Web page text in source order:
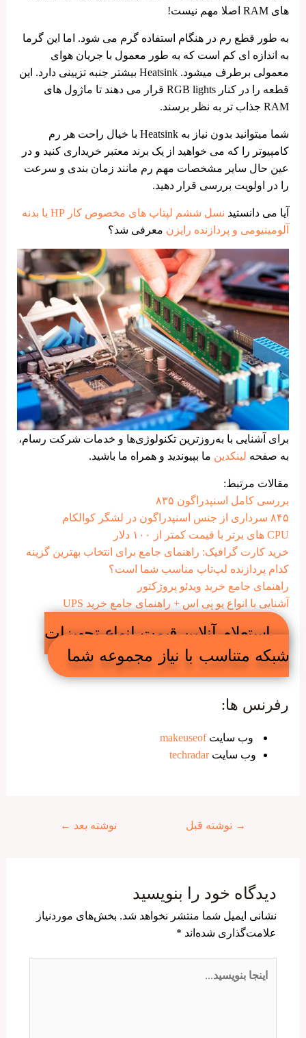
های RAM اصلا مهم نیست!
به طور قطع رم در هنگام استفاده گرم می ‌شود. اما این گرما
به اندازه‌ ای کم است که به طور معمول با جریان هوای
معمولی برطرف میشود. Heatsink بیشتر جنبه تزیینی دارد. این
قطعه را در کنار RGB lights قرار می دهند تا ماژول های
RAM جذاب تر به نظر برسند.
شما میتوانید بدون نیاز به Heatsink با خیال راحت هر رم
کامپیوتر را که می خواهید از یک برند معتبر خریداری کنید و در
عین حال سایر مشخصات مهم رم مانند زمان بندی و سرعت
را در اولویت بررسی قرار دهید.
آیا می دانستید
نسل ششم لپتاپ های مخصوص کار HP با بدنه
آلومینیومی و پردازنده رایزن معرفی شد؟
برای آشنایی با به‌روزترین تکنولوژی‌ها و خدمات شرکت رسام،
به صفحه لینکدین ما بپیوندید و همراه ما باشید.
مقالات مرتبط:
بررسی کامل اسنپدراگون ۸۳۵
۸۴۵ سرداری از جنس اسنپدراگون در لشگر کوالکام
CPU های برتر با قیمت کمتر از ۱۰۰ دلار
خرید کارت گرافیک: راهنمای جامع برای انتخاب بهترین گزینه
کدام پردازنده لپ‌تاپ مناسب شما است؟
راهنمای جامع خرید ویدئو پروژکتور
آشنایی با انواع یو پی اس + راهنمای جامع خرید UPS
استعلام آنلاین قیمت انواع تجهیزات
شبکه متناسب با نیاز مجموعه شما
رفرنس ها:
وب سایتmakeuseof
وب سایتtechradar
→ نوشته قبل نوشته بعد ←
دیدگاه‌ خود را بنویسید
نشانی ایمیل شما منتشر نخواهد شد. بخش‌های موردنیاز
علامت‌گذاری شده‌اند *
بنویسید…